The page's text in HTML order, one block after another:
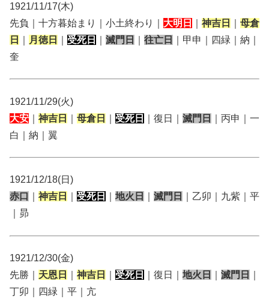
1921/11/17(木)
先負｜十方暮始まり｜小土終わり｜ 大明日 神吉日
母倉
日
月徳日 受死日 滅門日 往亡日
｜甲申｜四緑｜納｜
奎
1921/11/29(火)
大安
神吉日 母倉日 受死日 ｜復日｜ 滅門日
｜丙申｜一
白｜納｜翼
1921/12/18(日)
赤口
神吉日 受死日 地火日 滅門日
｜乙卯｜九紫｜平
｜昴
1921/12/30(金)
先勝｜ 天恩日 神吉日 受死日 ｜復日｜ 地火日 滅門日
丁卯｜四緑｜平｜亢